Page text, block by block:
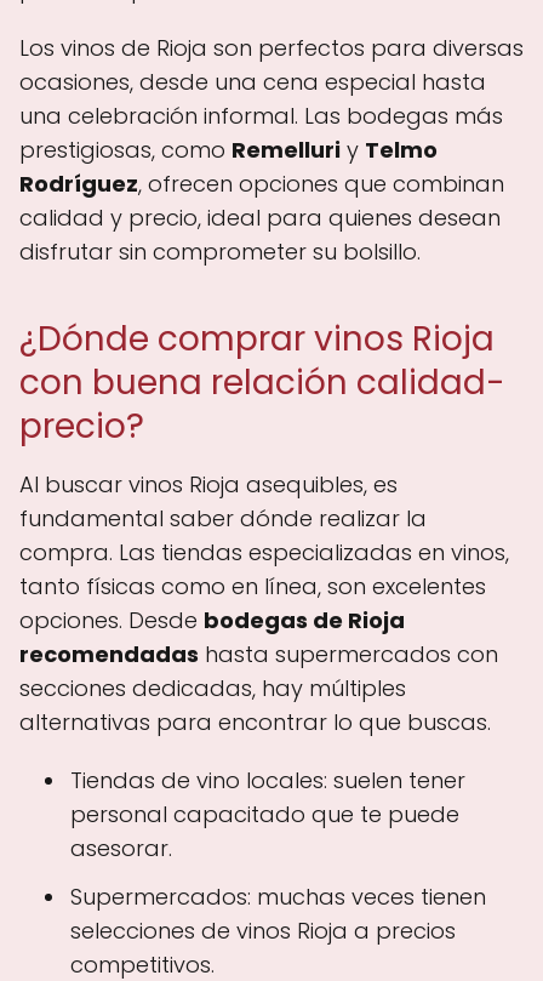
Los vinos de Rioja son perfectos para diversas
ocasiones, desde una cena especial hasta
una celebración informal. Las bodegas más
prestigiosas, como Remelluri y Telmo
Rodríguez, ofrecen opciones que combinan
calidad y precio, ideal para quienes desean
disfrutar sin comprometer su bolsillo.
¿Dónde comprar vinos Rioja
con buena relación calidad-
precio?
Al buscar vinos Rioja asequibles, es
fundamental saber dónde realizar la
compra. Las tiendas especializadas en vinos,
tanto físicas como en línea, son excelentes
opciones. Desde bodegas de Rioja
recomendadas hasta supermercados con
secciones dedicadas, hay múltiples
alternativas para encontrar lo que buscas.
Tiendas de vino locales: suelen tener
personal capacitado que te puede
asesorar.
Supermercados: muchas veces tienen
selecciones de vinos Rioja a precios
competitivos.